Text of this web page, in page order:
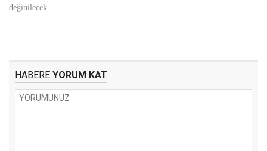
değinilecek.
HABERE YORUM KAT